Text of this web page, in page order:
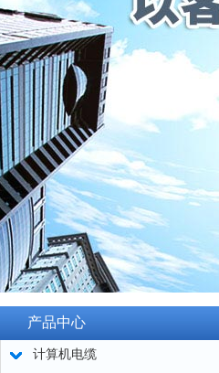
产品中心
计算机电缆